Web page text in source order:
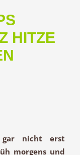
HITZE
gar nicht erst
morgens und